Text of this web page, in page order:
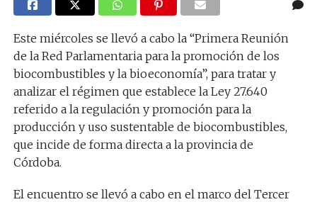
Este miércoles se llevó a cabo la “Primera Reunión
de la Red Parlamentaria para la promoción de los
biocombustibles y la bioeconomía”, para tratar y
analizar el régimen que establece la Ley 27.640
referido a la regulación y promoción para la
producción y uso sustentable de biocombustibles,
que incide de forma directa a la provincia de
Córdoba.
El encuentro se llevó a cabo en el marco del Tercer